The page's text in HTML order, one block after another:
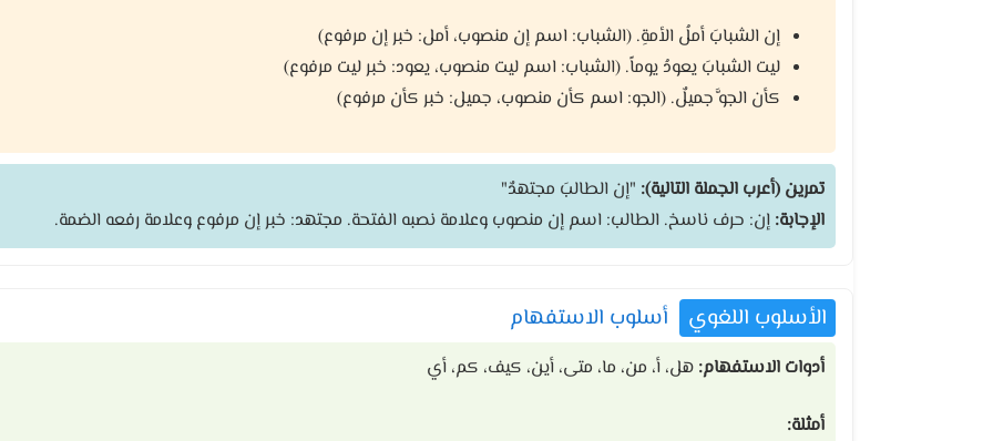
إن الشبابَ أملُ الأمةِ. (الشباب: اسم إن منصوب، أمل: خبر إن مرفوع)
ليت الشبابَ يعودُ يوماً. (الشباب: اسم ليت منصوب، يعود: خبر ليت مرفوع)
كأن الجوَّ جميلٌ. (الجو: اسم كأن منصوب، جميل: خبر كأن مرفوع)
تمرين (أعرب الجملة التالية): "إن الطالبَ مجتهدٌ"
الإجابة: إن: حرف ناسخ. الطالب: اسم إن منصوب وعلامة نصبه الفتحة. مجتهد: خبر إن مرفوع وعلامة رفعه الضمة.
الأسلوب اللغوي أسلوب الاستفهام
أدوات الاستفهام: هل، أ، من، ما، متى، أين، كيف، كم، أي
أمثلة: